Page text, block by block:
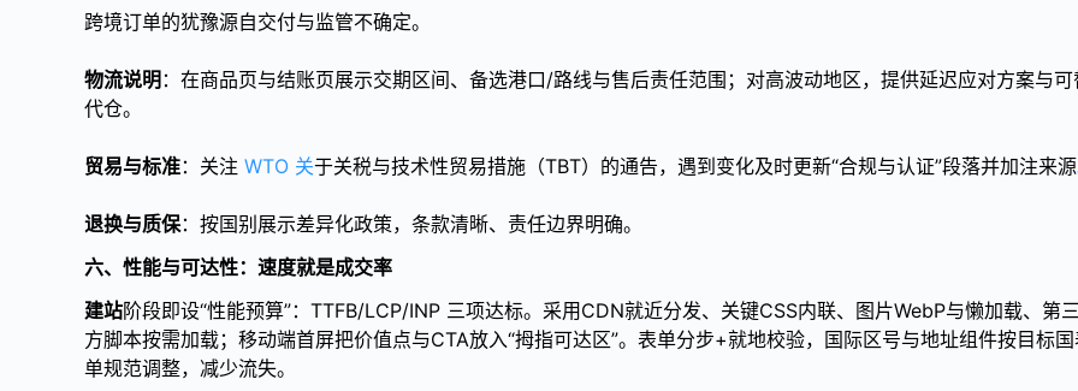
跨境订单的犹豫源自交付与监管不确定。
物流说明 ：在商品页与结账页展示交期区间、备选港口/路线与售后责任范围；对高波动地区，提供延迟应对方案与可
代仓。
贸易与标准：关注 WTO 关于关税与技术性贸易措施（TBT）的通告，遇到变化及时更新“合规与认证”段落并加注来源
退换与质保：按国别展示差异化政策，条款清晰、责任边界明确。
六、性能与可达性：速度就是成交率
建站阶段即设“性能预算”：TTFB/LCP/INP 三项达标。采用CDN就近分发、关键CSS内联、图片WebP与懒加载、第
方脚本按需加载；移动端首屏把价值点与CTA放入“拇指可达区”。表单分步+就地校验，国际区号与地址组件按目标
单规范调整，减少流失。